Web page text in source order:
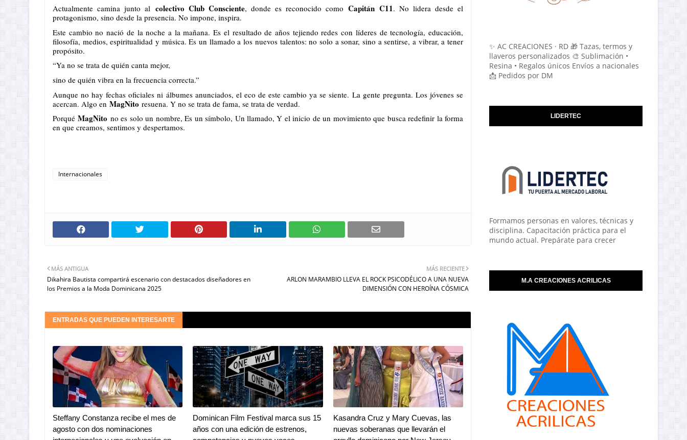
Actualmente camina junto al colectivo Club Consciente, donde es reconocido comoCapitán C11. No lidera desde el
protagonismo, sino desde la presencia. No impone, inspira.
Este cambio no nació de la noche a la mañana. Es el resultado de años tejiendo redes con líderes de tecnología, educación,
filosofía, medios, espiritualidad y música. Es un llamado a los nuevos talentos: no solo a sonar, sino a sentirse, a vibrar, a tener
propósito.
“Ya no se trata de quién canta mejor,
sino de quién vibra en la frecuencia correcta.”
Aunque no hay fechas oficiales ni álbumes anunciados, el eco de este cambio ya se siente. La gente pregunta. Los jóvenes se
acercan. Algo en MagNito resuena. Y no se trata de fama, se trata de verdad.
PorquéMagNito no es solo un nombre, Es un símbolo, Un llamado, Y el inicio de un movimiento que busca redefinir la forma
en que creamos, sentimos y despertamos.
Internacionales
MÁS RECIENTE
ARLON MARAMBIO LLEVA EL ROCK PSICODÉLICO A UNA NUEVA
DIMENSIÓN CON HEROÍNA CÓSMICA
MÁS ANTIGUA
Dikahira Bautista compartirá escenario con destacados diseñadores en
los Premios a la Moda Dominicana 2025
ENTRADAS QUE PUEDEN INTERESARTE
Steffany Constanza recibe el mes de
agosto con dos nominaciones
Dominican Film Festival marca sus 15
años con una edición de estrenos,
Kasandra Cruz y Mary Cuevas, las
nuevas soberanas que llevarán el
✨ AC CREACIONES · RD 🎁 Tazas, termos y
llaveros personalizados 🎨 Sublimación •
Resina • Regalos únicos Envíos a nacionales
📩 Pedidos por DM
LIDERTEC
Formamos personas en valores, técnicas y
disciplina. Capacitación práctica para el
mundo actual. Prepárate para crecer
M.A CREACIONES ACRILICAS